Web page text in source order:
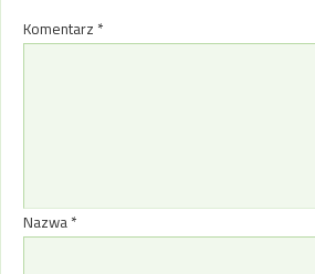
Komentarz *
Nazwa *